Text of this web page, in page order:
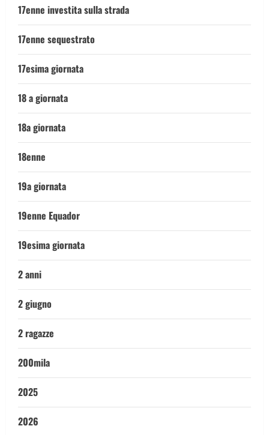
17enne investita sulla strada
17enne sequestrato
17esima giornata
18 a giornata
18a giornata
18enne
19a giornata
19enne Equador
19esima giornata
2 anni
2 giugno
2 ragazze
200mila
2025
2026